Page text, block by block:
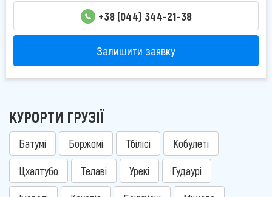
+38 (044) 344-21-38
Залишити заявку
КУРОРТИ ГРУЗІЇ
Батумі Боржомі Тбілісі Кобулеті
Цхалтубо Телаві Урекі Гудаурі